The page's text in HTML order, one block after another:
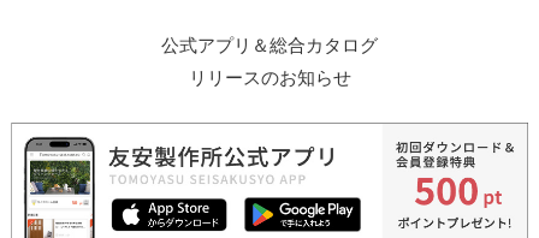
公式アプリ＆総合カタログ
リリースのお知らせ